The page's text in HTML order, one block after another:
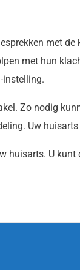
met
met hun
instelling.
Zo nodig
Uw
huisarts. U kunt